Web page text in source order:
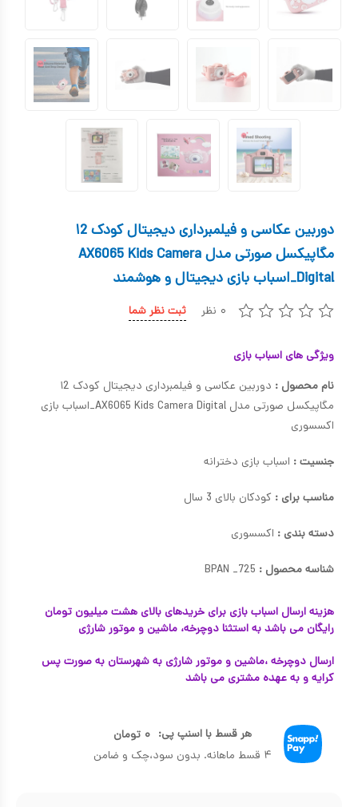
کیف و کوله پشتی
اسباب بازی مشاغل
اتاق کودک
دوربین عکاسی و فیلمبرداری دیجیتال کودک ۱2
مگاپیکسل صورتی مدل AX6065 Kids Camera
Digital_اسباب بازی دیجیتال و هوشمند
۰ نظر ثبت نظر شما
ویژگی های اسباب بازی
نام محصول :
دوربین عکاسی و فیلمبرداری دیجیتال کودک ۱2
مگاپیکسل صورتی مدل AX6065 Kids Camera Digital_اسباب بازی
اکسسوری
جنسیت : اسباب بازی دخترانه
مناسب برای : کودکان بالای 3 سال
دسته بندی : اکسسوری
شناسه محصول :
هزینه ارسال اسباب بازی برای خریدهای بالای هشت میلیون تومان
رایگان می باشد به استثنا دوچرخه، ماشین و موتور شارژی
ارسال دوچرخه ،ماشین و موتور شارژی به شهرستان به صورت پس
کرایه و به عهده مشتری می باشد
هر قسط با اسنپ پی: ۰ تومان
۴ قسط ماهانه. بدون سود،چک و ضامن